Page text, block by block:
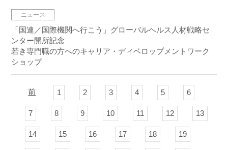
ニュース
「国連／国際機関へ行こう」グローバルヘルス人材戦略セ
ンター開所記念
若き専門職の方へのキャリア・ディベロップメントワーク
ショップ
前 1 2 3 4 5 6
7 8 9 10 11 12 13
14 15 16 17 18 19